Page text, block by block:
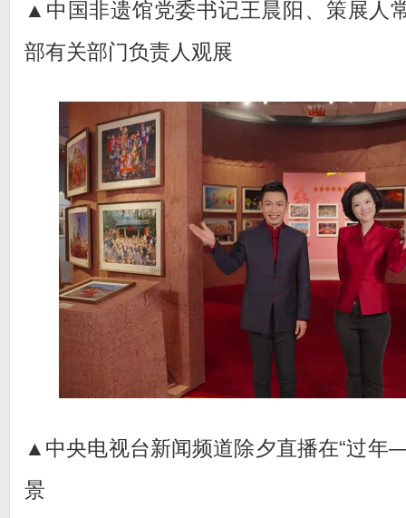
▲中国非遗馆党委书记王晨阳、策展人
部有关部门负责人观展
▲中央电视台新闻频道除夕直播在“过
景